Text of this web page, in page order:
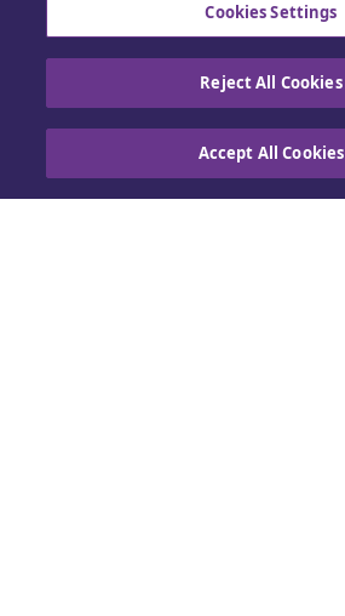
Cookies Settings
Reject All Cookies
Accept All Cookies